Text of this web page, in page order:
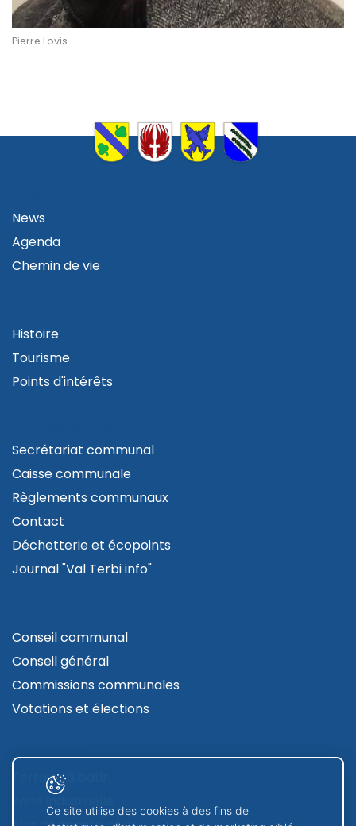
Pierre Lovis
News
Agenda
Chemin de vie
Histoire
Tourisme
Points d'intérêts
Secrétariat communal
Caisse communale
Règlements communaux
Contact
Déchetterie et écopoints
Journal "Val Terbi info"
Conseil communal
Conseil général
Commissions communales
Votations et élections
CONTRUIRE
Terrains à bâtir
Ce site utilise des cookies à des fins de